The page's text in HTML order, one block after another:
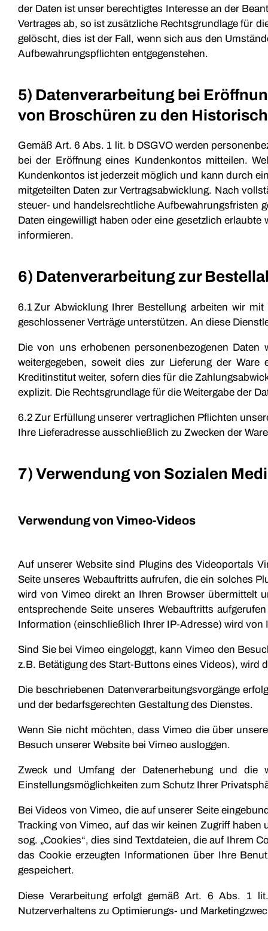
der Daten ist unser berechtigtes Interesse an der
Vertrages ab, so ist zusätzliche Rechtsgrundlage für
gelöscht, dies ist der Fall, wenn sich aus den
Aufbewahrungspflichten entgegenstehen.
5) Datenverarbeitung bei
von Broschüren zu den
Gemäß Art. 6 Abs. 1 lit. b DSGVO werden
bei der Eröffnung eines Kundenkontos mitteilen.
Kundenkontos ist jederzeit möglich und kann durch
mitgeteilten Daten zur Vertragsabwicklung. Nach
steuer- und handelsrechtliche Aufbewahrungsfristen
Daten eingewilligt haben oder eine gesetzlich
informieren.
6) Datenverarbeitung zur
6.1 Zur Abwicklung Ihrer Bestellung arbeiten wir
geschlossener Verträge unterstützen. An diese
Die von uns erhobenen personenbezogenen
weitergegeben, soweit dies zur Lieferung der
Kreditinstitut weiter, sofern dies für die
explizit. Die Rechtsgrundlage für die Weitergabe der
6.2 Zur Erfüllung unserer vertraglichen Pflichten
Ihre Lieferadresse ausschließlich zu Zwecken der
7) Verwendung von Sozialen
Verwendung von Vimeo-Videos
Auf unserer Website sind Plugins des Videoportals
Seite unseres Webauftritts aufrufen, die ein solches
wird von Vimeo direkt an Ihren Browser übermittelt
entsprechende Seite unseres Webauftritts
Information (einschließlich Ihrer IP-Adresse) wird
Sind Sie bei Vimeo eingeloggt, kann Vimeo den
z.B. Betätigung des Start-Buttons eines Videos), wird
Die beschriebenen Datenverarbeitungsvorgänge
und der bedarfsgerechten Gestaltung des Dienstes.
Wenn Sie nicht möchten, dass Vimeo die über
Besuch unserer Website bei Vimeo ausloggen.
Zweck und Umfang der Datenerhebung und die
Einstellungsmöglichkeiten zum Schutz Ihrer
Bei Videos von Vimeo, die auf unserer Seite
Tracking von Vimeo, auf das wir keinen Zugriff
sog. „Cookies“, dies sind Textdateien, die auf Ihrem
das Cookie erzeugten Informationen über Ihre
gespeichert.
Diese Verarbeitung erfolgt gemäß Art. 6 Abs. 1
Nutzerverhaltens zu Optimierungs- und